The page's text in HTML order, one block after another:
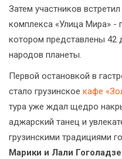
Затем участников
комплекса «Улица Мира» -
котором представлены 42
народов планеты.
Первой остановкой в
стало грузинское кафе
тура уже ждал щедро
аджарский танец и
грузинскими традициями
Марики и Лали Гоголадзе